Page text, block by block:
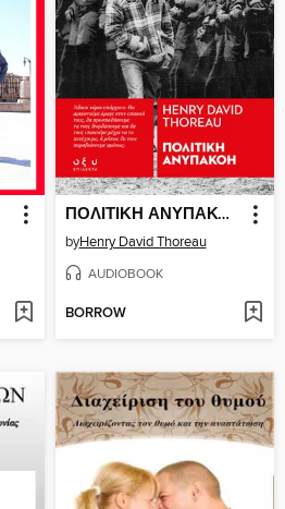
ΠΟΛΙΤΙΚΗ ΑΝΥΠΑΚΟΗ
byHenry David Thoreau
AUDIOBOOK
BORROW